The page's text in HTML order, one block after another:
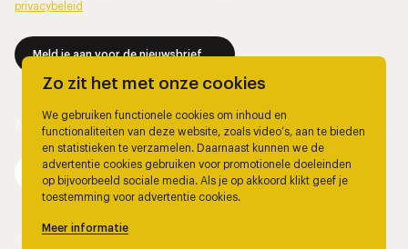
privacybeleid
Meld je aan voor de nieuwsbrief
Zo zit het met onze cookies
We gebruiken functionele cookies om inhoud en
functionaliteiten van deze website, zoals video’s, aan te bieden
en statistieken te verzamelen. Daarnaast kunnen we de
advertentie cookies gebruiken voor promotionele doeleinden
op bijvoorbeeld sociale media. Als je op akkoord klikt geef je
toestemming voor advertentie cookies.
Meer informatie